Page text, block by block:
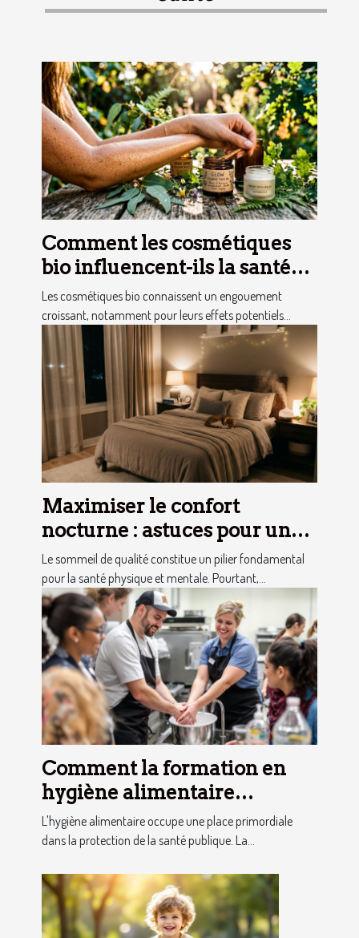
Comment les cosmétiques
bio influencent-ils la santé
de la peau ?
Les cosmétiques bio connaissent un engouement
croissant, notamment pour leurs effets potentiels...
Maximiser le confort
nocturne : astuces pour un
sommeil optimal
Le sommeil de qualité constitue un pilier fondamental
pour la santé physique et mentale. Pourtant,...
Comment la formation en
hygiène alimentaire
influence-t-elle la sécurité
des consommateurs ?
L'hygiène alimentaire occupe une place primordiale
dans la protection de la santé publique. La...